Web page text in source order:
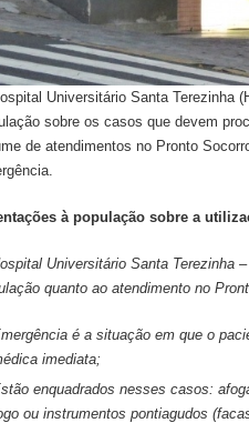
Universitário Santa Terezinha
sobre os casos que devem
de atendimentos no Pronto
à população sobre a
Universitário Santa Terezinha
quanto ao atendimento no
é a situação em que o
imediata;
enquadrados nesses casos:
ou instrumentos pontiagudos